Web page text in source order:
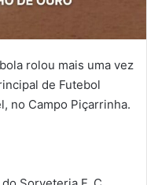
rolou mais uma vez
de Futebol
no Campo Piçarrinha.